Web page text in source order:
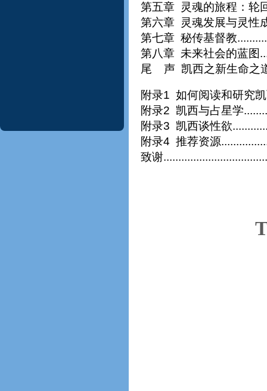
第五章 灵魂的旅程：轮
第六章 灵魂发展与灵性
第七章 秘传基督教
第八章 未来社会的蓝图
尾 声 凯西之新生命之
附录1 如何阅读和研究
附录2 凯西与占星学
附录3 凯西谈性欲
附录4 推荐资源
致谢